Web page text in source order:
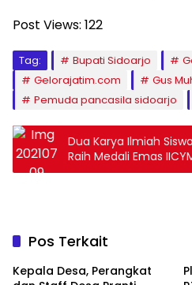
Post Views: 122
Tag: Bupati Sidoarjo
Gelorajatim.com
Gus
Pemuda pancasila sidoarjo
Dua Karya Ilmiah
Raih Medali Emas
Pos Terkait
Kepala Desa, Perangkat